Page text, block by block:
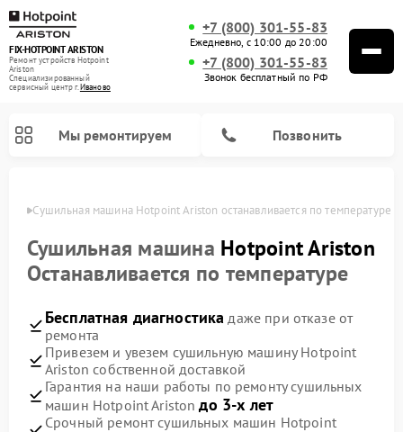
FIX-HOTPOINT ARISTON
Ремонт устройств Hotpoint
Ariston
Специализированный
cервисный центр г.Иваново
+7 (800) 301-55-83
Ежедневно, с 10:00 до 20:00
+7 (800) 301-55-83
Звонок бесплатный по РФ
Мы ремонтируем Позвонить
Сушильная машина Hotpoint Ariston останавливается по температуре
Сушильная машина Hotpoint Ariston
Останавливается по температуре
Бесплатная диагностика даже при отказе от
ремонта
Привезем и увезем сушильную машину Hotpoint
Ariston собственной доставкой
Гарантия на наши работы по ремонту сушильных
машин Hotpoint Aristonдо 3-х лет
Срочный ремонт сушильных машин Hotpoint